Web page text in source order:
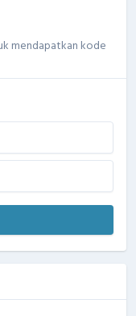
mendapatkan kode